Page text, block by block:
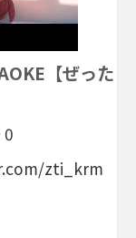
【ぜった
0
zti_krm